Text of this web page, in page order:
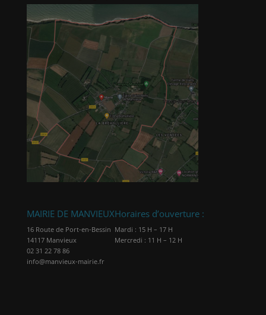
MAIRIE DE MANVIEUX
16 Route de Port-en-Bessin
14117 Manvieux
02 31 22 78 86
info@manvieux-mairie.fr
Horaires d’ouverture :
Mardi : 15 H – 17 H
Mercredi : 11 H – 12 H